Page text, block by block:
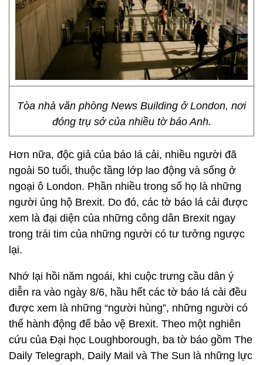
Tòa nhà văn phòng News Building ở London, nơi
đóng trụ sở của nhiều tờ báo Anh.
Hơn nữa, độc giả của báo lá cải, nhiều người đã
ngoài 50 tuổi, thuộc tầng lớp lao động và sống ở
ngoại ô London. Phần nhiều trong số họ là những
người ủng hộ Brexit. Do đó, các tờ báo lá cải được
xem là đại diện của những công dân Brexit ngay
trong trái tim của những người có tư tưởng ngược
lại.
Nhớ lại hồi năm ngoái, khi cuộc trưng cầu dân ý
diễn ra vào ngày 8/6, hầu hết các tờ báo lá cải đều
được xem là những “người hùng”, những người có
thể hành động để bảo vệ Brexit. Theo một nghiên
cứu của Đại học Loughborough, ba tờ báo gồm The
Daily Telegraph, Daily Mail và The Sun là những lực